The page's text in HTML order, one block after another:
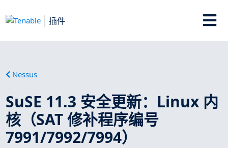
插件
Nessus
SuSE 11.3 安全更新：Linux 内
核（SAT 修补程序编号
7991/7992/7994）